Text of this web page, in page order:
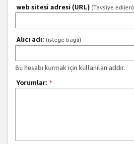
web sitesi adresi (URL) (Tavsiye edilen)
Alıcı adı: (isteğe bağlı)
Bu hesabı kurmak için kullanılan addır.
Yorumlar: *